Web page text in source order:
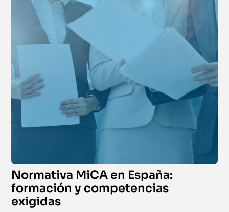
Normativa MiCA en España:
formación y competencias
exigidas